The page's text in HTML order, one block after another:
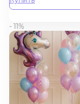
- 11%